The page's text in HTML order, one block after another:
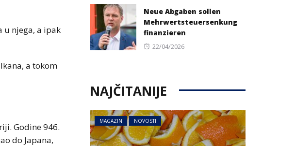
u njega, a ipak
a tokom
Godine 946.
do Japana,
Neue Abgaben sollen
Mehrwertsteuersenkung
finanzieren
Posted
22/04/2026
NAJČITANIJE
MAGAZIN NOVOSTI